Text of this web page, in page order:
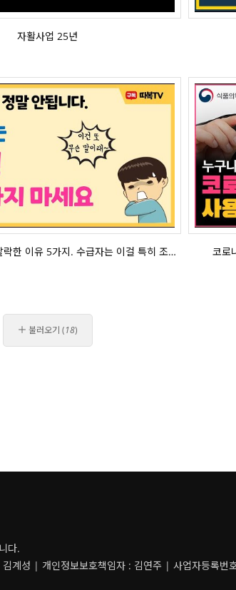
자활사업 25년
당신이 수급자에서 탈락한 이유 5가지. 수급자는 이걸 특히 조심하세요.
코
코로
불러오기 (18)
다.
계성 | 개인정보보호책임자 : 김연주 | 사업자등록